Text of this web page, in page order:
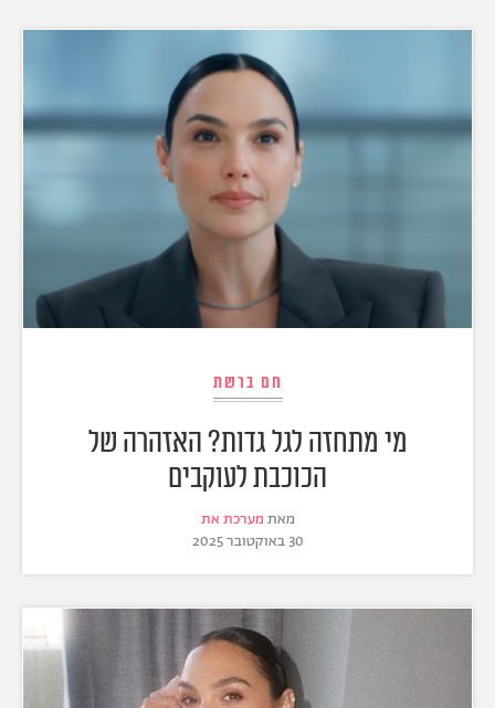
חם ברשת
מי מתחזה לגל גדות? האזהרה של
הכוכבת לעוקבים
מאת מערכת את
30 באוקטובר 2025